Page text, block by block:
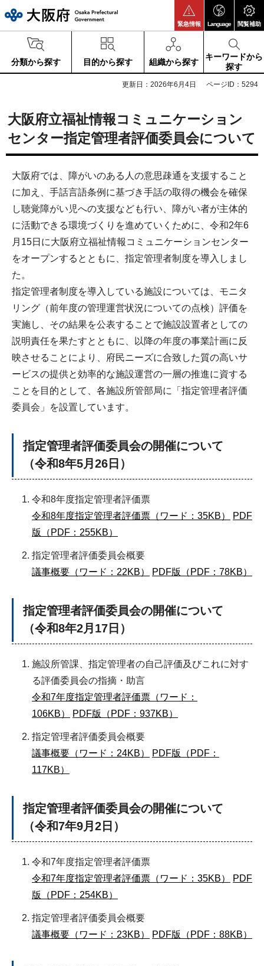
緊急情報 Language 閲覧補助
分類から探す 目的から探す 組織から探す
キーワードから
探す
更新日：2026年6月4日 ページID：5294
大阪府立福祉情報コミュニケーション
センター指定管理者評価委員会について
大阪府では、障がいのある人の意思疎通を支援すること
に加え、手話言語条例に基づき手話の取得の機会を確保
し聴覚障がい児への支援なども行い、障がい者が主体的
に活動できる環境づくりを進めていくために、令和2年6
月15日に大阪府立福祉情報コミュニケーションセンター
をオープンするとともに、指定管理者制度を導入しまし
た。
指定管理者制度を導入している施設については、モニタ
リング（前年度の管理運営状況についての点検）評価を
実施し、その結果を公表することで施設設置者としての
説明責任を果たすとともに、以降の年度の事業計画に反
映させることにより、府民ニーズに合致した質の高いサ
ービスの提供と効率的な施設運営の一層の推進に資する
ことを目的として、各施設所管部局に「指定管理者評価
委員会」を設置しています。
指定管理者評価委員会の開催について
（令和8年5月26日）
令和8年度指定管理者評価票
令和8年度指定管理者評価票（ワード：35KB）
PDF
版（PDF：255KB）
指定管理者評価委員会概要
議事概要（ワード：22KB）
PDF版（PDF：78KB）
指定管理者評価委員会の開催について
（令和8年2月17日）
施設所管課、指定管理者の自己評価及びこれに対す
る評価委員会の指摘・助言
令和7年度指定管理者評価票（ワード：
106KB）
PDF版（PDF：937KB）
指定管理者評価委員会概要
議事概要（ワード：24KB）
PDF版（PDF：
117KB）
指定管理者評価委員会の開催について
（令和7年9月2日）
令和7年度指定管理者評価票
令和7年度指定管理者評価票（ワード：35KB）
PDF
版（PDF：254KB）
指定管理者評価委員会概要
議事概要（ワード：23KB）
PDF版（PDF：88KB）